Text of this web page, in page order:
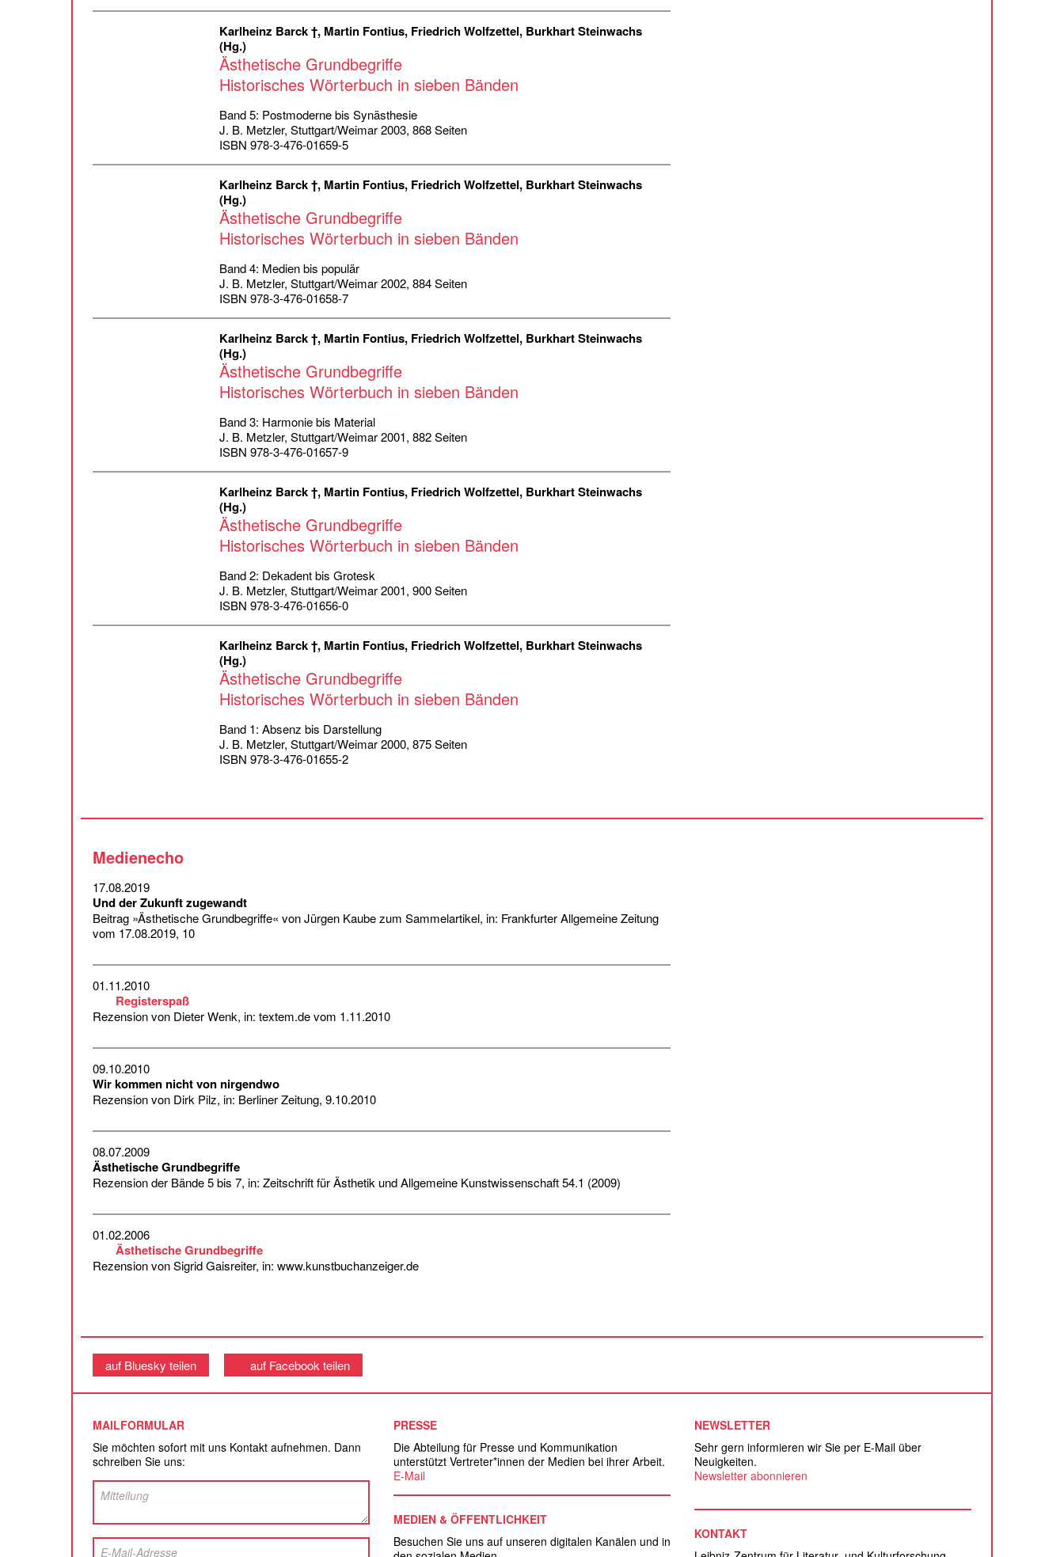
Karlheinz Barck †, Martin Fontius, Friedrich Wolfzettel, Burkhart Steinwachs
(Hg.)
Ästhetische Grundbegriffe
Historisches Wörterbuch in sieben Bänden
Band 5: Postmoderne bis Synästhesie
J. B. Metzler, Stuttgart/Weimar 2003, 868 Seiten
ISBN 978-3-476-01659-5
Karlheinz Barck †, Martin Fontius, Friedrich Wolfzettel, Burkhart Steinwachs
(Hg.)
Ästhetische Grundbegriffe
Historisches Wörterbuch in sieben Bänden
Band 4: Medien bis populär
J. B. Metzler, Stuttgart/Weimar 2002, 884 Seiten
ISBN 978-3-476-01658-7
Karlheinz Barck †, Martin Fontius, Friedrich Wolfzettel, Burkhart Steinwachs
(Hg.)
Ästhetische Grundbegriffe
Historisches Wörterbuch in sieben Bänden
Band 3: Harmonie bis Material
J. B. Metzler, Stuttgart/Weimar 2001, 882 Seiten
ISBN 978-3-476-01657-9
Karlheinz Barck †, Martin Fontius, Friedrich Wolfzettel, Burkhart Steinwachs
(Hg.)
Ästhetische Grundbegriffe
Historisches Wörterbuch in sieben Bänden
Band 2: Dekadent bis Grotesk
J. B. Metzler, Stuttgart/Weimar 2001, 900 Seiten
ISBN 978-3-476-01656-0
Karlheinz Barck †, Martin Fontius, Friedrich Wolfzettel, Burkhart Steinwachs
(Hg.)
Ästhetische Grundbegriffe
Historisches Wörterbuch in sieben Bänden
Band 1: Absenz bis Darstellung
J. B. Metzler, Stuttgart/Weimar 2000, 875 Seiten
ISBN 978-3-476-01655-2
Medienecho
17.08.2019
Und der Zukunft zugewandt
Beitrag »Ästhetische Grundbegriffe« von Jürgen Kaube zum Sammelartikel, in: Frankfurter Allgemeine Zeitung
vom 17.08.2019, 10
01.11.2010
Registerspaß
Rezension von Dieter Wenk, in: textem.de vom 1.11.2010
09.10.2010
Wir kommen nicht von nirgendwo
Rezension von Dirk Pilz, in: Berliner Zeitung, 9.10.2010
08.07.2009
Ästhetische Grundbegriffe
Rezension der Bände 5 bis 7, in: Zeitschrift für Ästhetik und Allgemeine Kunstwissenschaft 54.1 (2009)
01.02.2006
Ästhetische Grundbegriffe
Rezension von Sigrid Gaisreiter, in: www.kunstbuchanzeiger.de
auf Bluesky teilen auf Facebook teilen
MAILFORMULAR
Sie möchten sofort mit uns Kontakt aufnehmen. Dann
schreiben Sie uns:
PRESSE
Die Abteilung für Presse und Kommunikation
unterstützt Vertreter*innen der Medien bei ihrer Arbeit.
E-Mail
MEDIEN & ÖFFENTLICHKEIT
Besuchen Sie uns auf unseren digitalen Kanälen und in
NEWSLETTER
Sehr gern informieren wir Sie per E-Mail über
Neuigkeiten.
Newsletter abonnieren
KONTAKT